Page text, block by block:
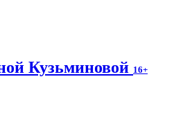
Кузьминовой 16+